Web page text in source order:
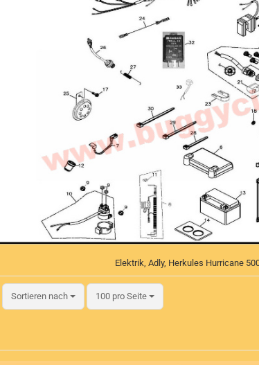
Elektrik, Adly, Herkules Hurricane
Sortieren nach
Sortieren nach 100 pro Seite
pro Seite